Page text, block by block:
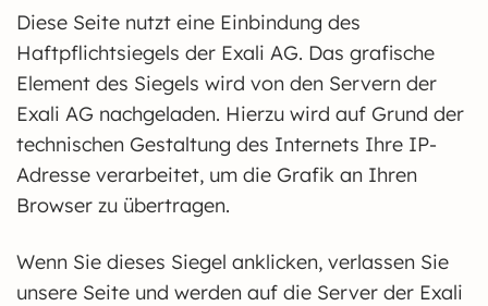
Diese Seite nutzt eine Einbindung des
Haftpflichtsiegels der Exali AG. Das grafische
Element des Siegels wird von den Servern der
Exali AG nachgeladen. Hierzu wird auf Grund der
technischen Gestaltung des Internets Ihre IP-
Adresse verarbeitet, um die Grafik an Ihren
Browser zu übertragen.
Wenn Sie dieses Siegel anklicken, verlassen Sie
unsere Seite und werden auf die Server der Exali